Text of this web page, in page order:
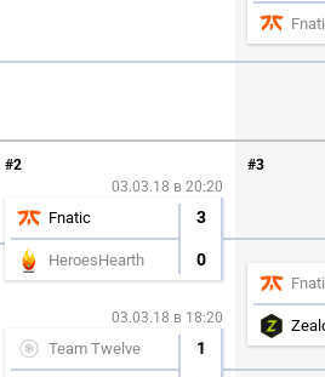
#2
03.03.18 в 20:20
Fnatic 3
HeroesHearth 0
03.03.18 в 18:20
Team Twelve 1
#3